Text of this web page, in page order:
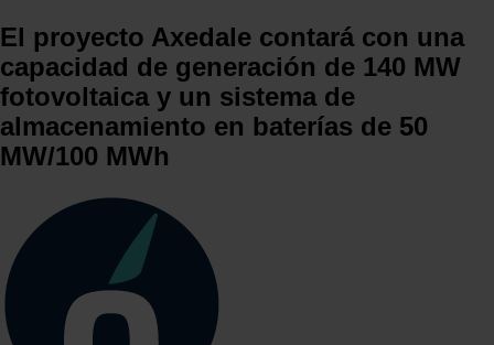
El proyecto Axedale contará con una
capacidad de generación de 140 MW
fotovoltaica y un sistema de
almacenamiento en baterías de 50
MW/100 MWh